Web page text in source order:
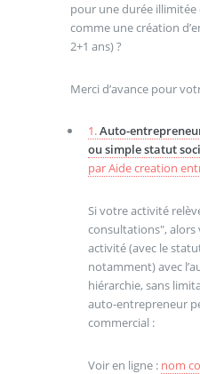
pour une durée illimitée
comme une création
2+1 ans) ?
Merci d’avance pour
1.Auto-
ou simple statut
parAide creation
Si votre activité
consultations", alors
activité (avec le
notamment) avec
hiérarchie, sans
auto-entrepreneur
commercial :
Voir en ligne : nom